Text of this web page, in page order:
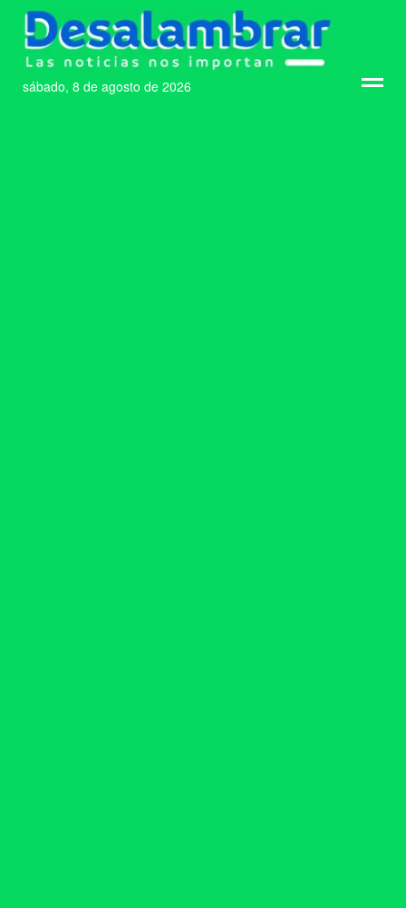
sábado, 8 de agosto de 2026